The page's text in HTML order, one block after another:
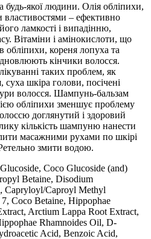
будь-якої людини. Олія обліпихи,
властивостями – ефективно
ламкості і випадінню,
Вітаміни і амінокислоти, що
обліпихи, кореня лопуха та
кінчики волосся.
таких проблем, як
суха шкіра голови, посічені
волосся. Шампунь-бальзам
обліпихи зменшує проблему
доглянутий і здоровий
кількість шампуню нанести
масажними рухами по шкірі
змити водою.
Coco Glucoside (and)
Betaine, Disodium
Capryloyl/Caproyl Methyl
Coco Betaine, Hippophae
Arctium Lappa Root Extract,
Rhamnoides Oil, D-
Acid, Benzoic Acid,